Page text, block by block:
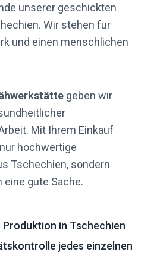
unserer geschickten
Wir stehen für
und einen menschlichen
geben wir
Mit Ihrem Einkauf
hochwertige
Tschechien, sondern
gute Sache.
Produktion in Tschechien
jedes einzelnen